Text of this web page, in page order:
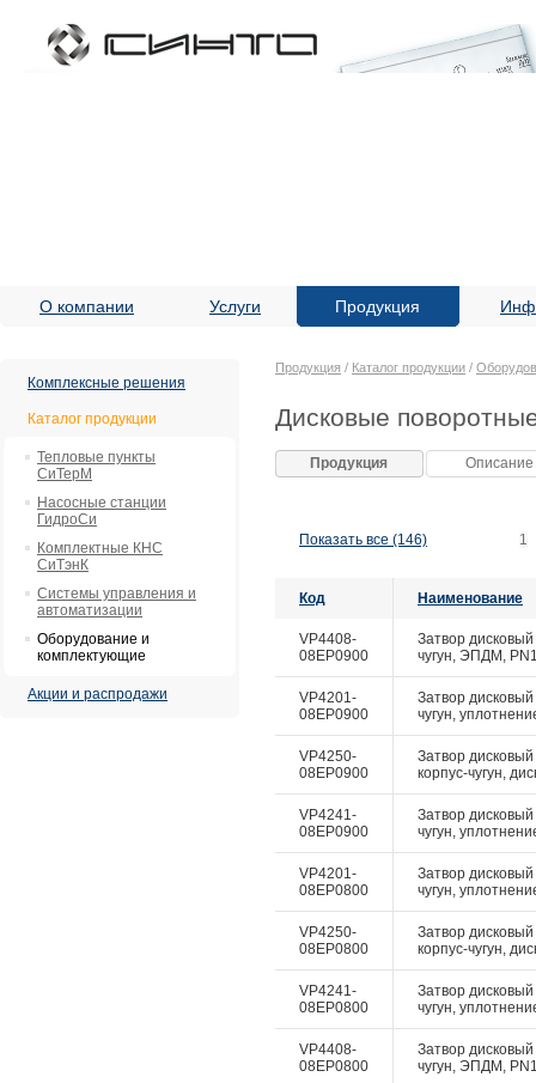
О компании Услуги Продукция
Комплексные решения
Каталог продукции
Тепловые пункты
СиТерМ
Насосные станции
ГидроСи
Комплектные КНС
СиТэнК
Системы управления и
автоматизации
Оборудование и
комплектующие
Акции и распродажи
Продукция / Каталог продукции /
Дисковые
Продукция Описание
Показать все (146) 1
Код Наименование
VP4408-
08EP0900
Затвор
чугун, ЭПДМ,
VP4201-
08EP0900
Затвор
чугун,
VP4250-
08EP0900
Затвор
корпус-чугун,
VP4241-
08EP0900
Затвор
чугун,
VP4201-
08EP0800
Затвор
чугун,
VP4250-
08EP0800
Затвор
корпус-чугун,
VP4241-
08EP0800
Затвор
чугун,
VP4408-
08EP0800
Затвор
чугун, ЭПДМ,